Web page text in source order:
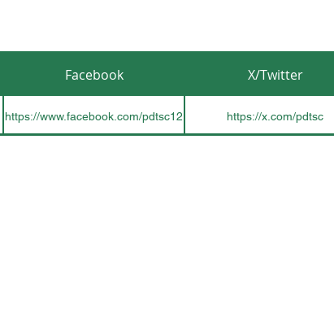
Facebook X/Twitter
https://www.facebook.com/pdtsc12 https://x.com/pdtsc